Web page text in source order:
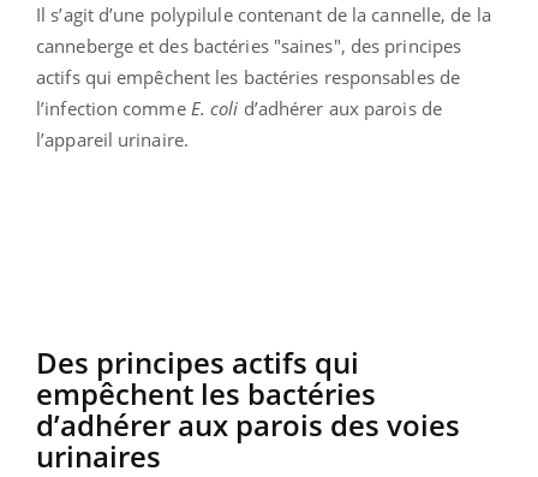
Il s’agit d’une polypilule contenant de la cannelle, de la
canneberge et des bactéries "saines", des principes
actifs qui empêchent les bactéries responsables de
l’infection comme E. coli d’adhérer aux parois de
l’appareil urinaire.
Des principes actifs qui
empêchent les bactéries
d’adhérer aux parois des voies
urinaires